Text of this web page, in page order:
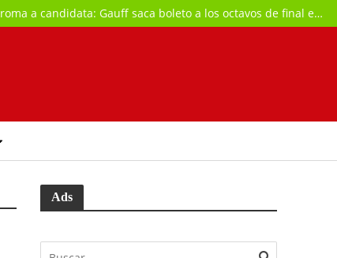
Aroma a candidata: Gauff saca boleto a los octavos de final en Toronto
Ads